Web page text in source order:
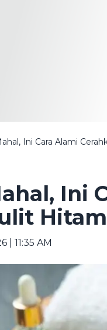
Ini Cara Alami
Ini
| 11:35 AM